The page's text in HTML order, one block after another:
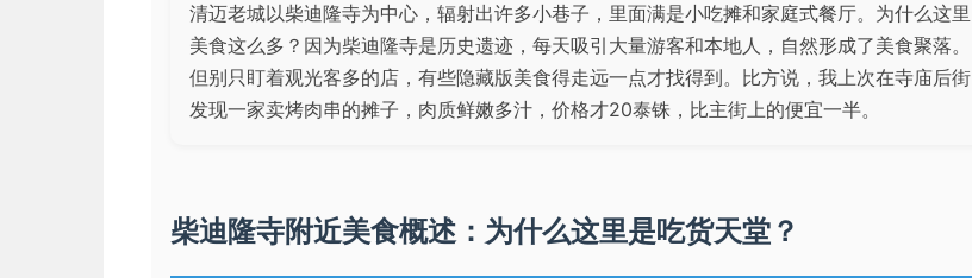
清迈老城以柴迪隆寺为中心，辐射出许多小巷子，里面满是小吃摊和家庭式餐厅。为什么这里
美食这么多？因为柴迪隆寺是历史遗迹，每天吸引大量游客和本地人，自然形成了美食聚落。
但别只盯着观光客多的店，有些隐藏版美食得走远一点才找得到。比方说，我上次在寺庙后街
发现一家卖烤肉串的摊子，肉质鲜嫩多汁，价格才20泰铢，比主街上的便宜一半。
柴迪隆寺附近美食概述：为什么这里是吃货天堂？